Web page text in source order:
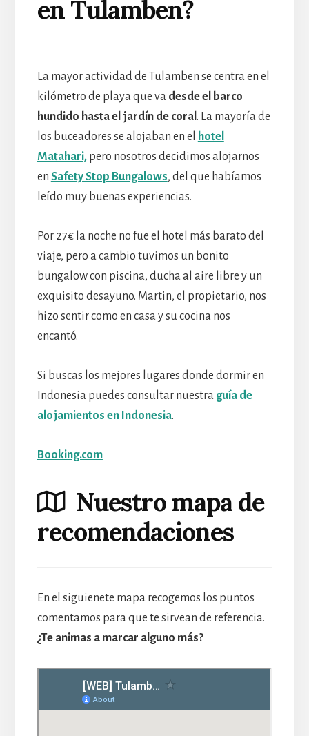
enTulamben?
La mayor actividad de Tulamben se centra en el
kilómetro de playa que va desde el barco
hundido hasta el jardín de coral . La mayoría de
los buceadores se alojaban en el
hotel
Matahari,pero nosotros decidimos alojarnos
en Safety Stop Bungalows, del que habíamos
leído muy buenas experiencias.
Por 27€ la noche no fue el hotel más barato del
viaje, pero a cambio tuvimos un bonito
bungalow con piscina, ducha al aire libre y un
exquisito desayuno. Martin, el propietario, nos
hizo sentir como en casa y su cocina nos
encantó.
Si buscas los mejores lugares donde dormir en
Indonesia puedes consultar nuestra guía de
alojamientos en Indonesia.
Booking.com
Nuestro mapa de
recomendaciones
En el siguienete mapa recogemos los puntos
comentamos para que te sirvean de referencia.
¿Te animas a marcar alguno más?